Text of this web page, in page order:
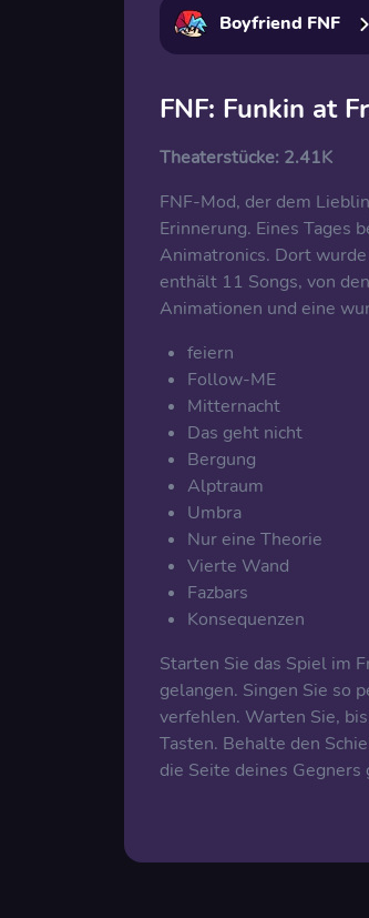
Boyfriend FNF
FNF: Funkin at
Theaterstücke: 2.41K
FNF-Mod, der dem
Erinnerung. Eines Tages
Animatronics. Dort
enthält 11 Songs, von
Animationen und eine
feiern
Follow-ME
Mitternacht
Das geht nicht
Bergung
Alptraum
Umbra
Nur eine Theorie
Vierte Wand
Fazbars
Konsequenzen
Starten Sie das Spiel im
gelangen. Singen Sie so
verfehlen. Warten Sie,
Tasten. Behalte den
die Seite deines Gegners